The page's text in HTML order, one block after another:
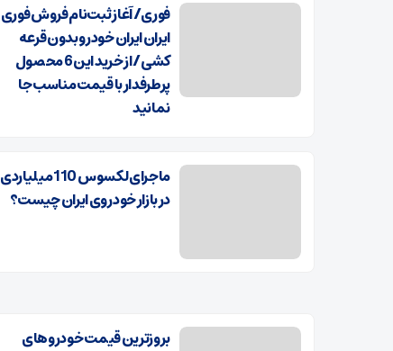
فوری/ آغاز ثبت‌نام فروش فوری
ایران ایران خودرو بدون قرعه
کشی/ از خرید این 6 محصول
پرطرفدار با قیمت مناسب جا
نمانید
ماجرای لکسوس 110 میلیاردی
در بازار خودروی ایران چیست؟
بروزترین قیمت خودرو‌های